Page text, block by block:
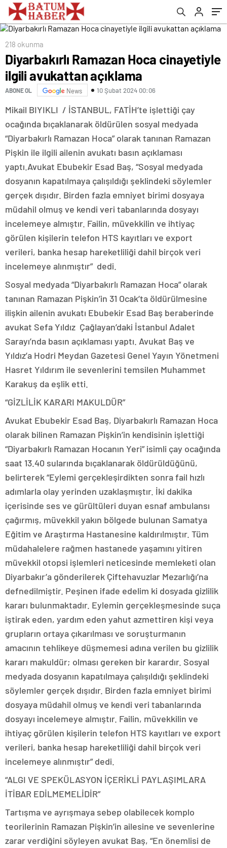
218 okunma
Diyarbakırlı Ramazan Hoca cinayetiyle
ilgili avukattan açıklama
ABONE OL News 10 Şubat 2024 00:06
Mikail BIYIKLI / İSTANBUL, FATİH’te işlettiği çay
ocağında bıçaklanarak öldürülen sosyal medyada
“Diyarbakırlı Ramazan Hoca” olarak tanınan Ramazan
Pişkin ile ilgili ailenin avukatı basın açıklaması
yaptı.Avukat Ebubekir Esad Baş, “Sosyal medyada
dosyanın kapatılmaya çalışıldığı şeklindeki söylemler
gerçek dışıdır. Birden fazla emniyet birimi dosyaya
müdahil olmuş ve kendi veri tabanlarında dosyayı
incelemeye almıştır. Failin, müvekkilin ve ihtiyaç
görülen kişilerin telefon HTS kayıtları ve export
verileri, banka hesap hareketliliği dahil birçok veri
incelemeye alınmıştır” dedi.
Sosyal medyada “Diyarbakırlı Ramazan Hoca” olarak
tanınan Ramazan Pişkin’in 31 Ocak’ta öldürülmesine
ilişkin ailenin avukatı Ebubekir Esad Baş beraberinde
avukat Sefa Yıldız Çağlayan’daki İstanbul Adalet
Sarayı’nda basın açıklaması yaptı. Avukat Baş ve
Yıldız’a Hodri Meydan Gazetesi Genel Yayın Yönetmeni
Hasret Yıldırım ile sevenlerini temsilen Muhammet
Karakuş da eşlik etti.
“GİZLİLİK KARARI MAKULDÜR”
Avukat Ebubekir Esad Baş, Diyarbakırlı Ramazan Hoca
olarak bilinen Ramazan Pişkin’in kendisinin işlettiği
“Diyarbakırlı Ramazan Hocanın Yeri” isimli çay ocağında
saat 13.40 sularında bıçaklanarak öldürüldüğünü,
belirterek “Eylemi gerçekleşirdikten sonra fail hızlı
adımlarla olay yerinden uzaklaşmıştır. İki dakika
içerisinde ses ve gürültüleri duyan esnaf ambulansı
çağırmış, müvekkil yakın bölgede bulunan Samatya
Eğitim ve Araştırma Hastanesine kaldırılmıştır. Tüm
müdahalelere rağmen hastanede yaşamını yitiren
müvekkil otopsi işlemleri neticesinde memleketi olan
Diyarbakır’a gönderilerek Çiftehavuzlar Mezarlığı’na
defnedilmiştir. Peşinen ifade edelim ki dosyada gizlilik
kararı bulunmaktadır. Eylemin gerçekleşmesinde suça
iştirak eden, yardım eden yahut azmettiren kişi veya
grupların ortaya çıkarılması ve soruşturmanın
amacının tehlikeye düşmemesi adına verilen bu gizlilik
kararı makuldür; olması gereken bir karardır. Sosyal
medyada dosyanın kapatılmaya çalışıldığı şeklindeki
söylemler gerçek dışıdır. Birden fazla emniyet birimi
dosyaya müdahil olmuş ve kendi veri tabanlarında
dosyayı incelemeye almıştır. Failin, müvekkilin ve
ihtiyaç görülen kişilerin telefon HTS kayıtları ve export
verileri, banka hesap hareketliliği dahil birçok veri
incelemeye alınmıştır” dedi.
“ALGI VE SPEKÜLASYON İÇERİKLİ PAYLAŞIMLARA
İTİBAR EDİLMEMELİDİR”
Tartışma ve ayrışmaya sebep olabilecek komplo
teorilerinin Ramazan Pişkin’in ailesine ve sevenlerine
zarar verdiğini söyleyen avukat Baş, “En önemlisi de